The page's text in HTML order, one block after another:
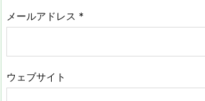
メールアドレス *
ウェブサイト